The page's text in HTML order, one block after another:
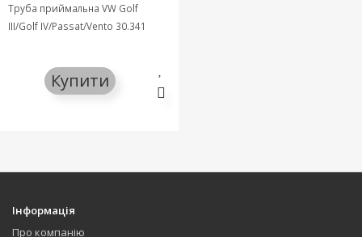
Труба приймальна VW Golf
III/Golf IV/Passat/Vento 30.341
Купити
Інформація
Про компанію